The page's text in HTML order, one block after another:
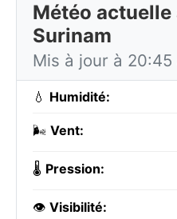
Météo actuelle
Surinam
Mis à jour à
💧 Humidité:
🌬️ Vent:
🌡️ Pression:
👁️ Visibilité: